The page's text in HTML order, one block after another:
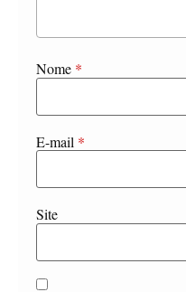
Nome *
E-mail *
Site